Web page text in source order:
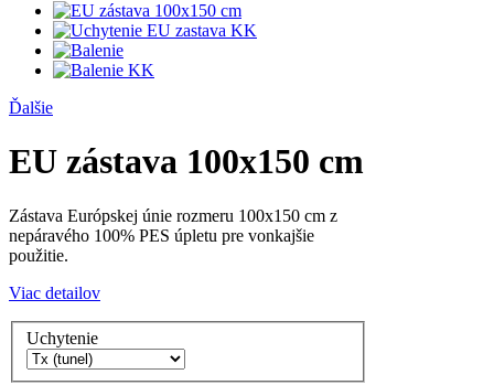
Ďalšie
EU zástava 100x150 cm
Zástava Európskej únie rozmeru 100x150 cm z
nepáravého 100% PES úpletu pre vonkajšie
použitie.
Viac detailov
Uchytenie